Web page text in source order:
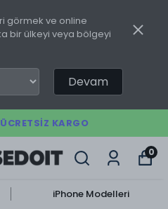
görmek ve online
bir ülkeyi veya bölgeyi
Devam
KARGO
0
iPhone Modelleri